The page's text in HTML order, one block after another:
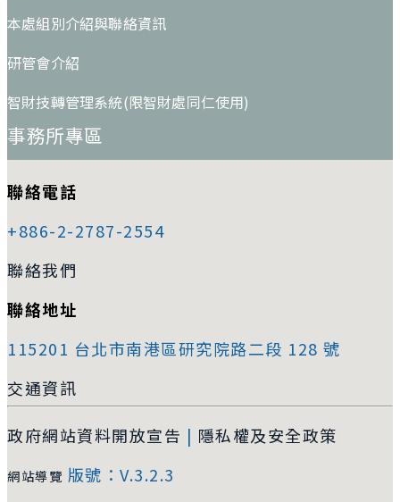
本處組別介紹與聯絡資訊
研管會介紹
智財技轉管理系統(限智財處同仁使用)
事務所專區
聯絡電話
+886-2-2787-2554
聯絡我們
聯絡地址
115201 台北市南港區研究院路二段 128 號
交通資訊
政府網站資料開放宣告 | 隱私權及安全政策
網站導覽 版號：V.3.2.3